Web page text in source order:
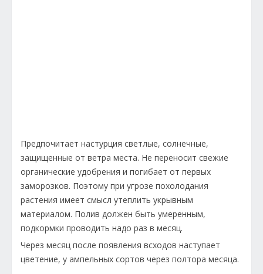
Предпочитает настурция светлые, солнечные,
защищенные от ветра места. Не переносит свежие
органические удобрения и погибает от первых
заморозков. Поэтому при угрозе похолодания
растения имеет смысл утеплить укрывным
материалом. Полив должен быть умеренным,
подкормки проводить надо раз в месяц.
Через месяц после появления всходов наступает
цветение, у ампельных сортов через полтора месяца.